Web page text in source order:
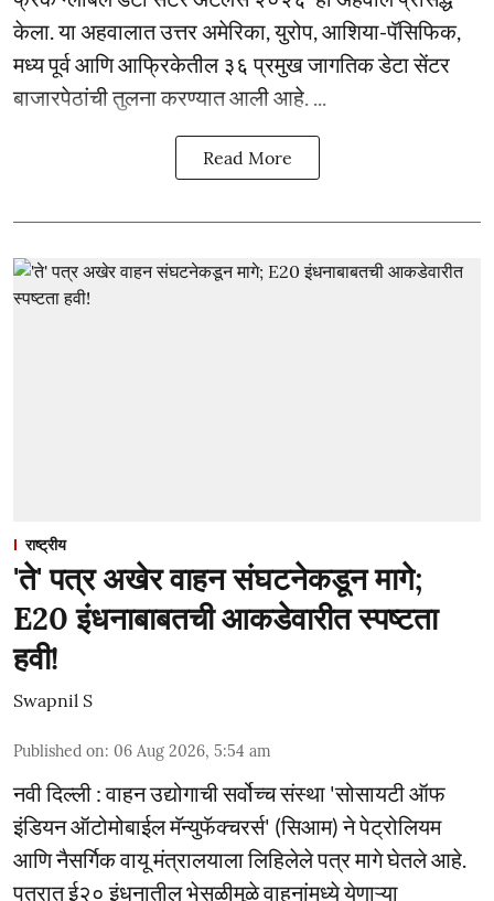
केला. या अहवालात उत्तर अमेरिका, युरोप, आशिया-पॅसिफिक,
मध्य पूर्व आणि आफ्रिकेतील ३६ प्रमुख जागतिक डेटा सेंटर
बाजारपेठांची तुलना करण्यात आली आहे. ...
Read More
राष्ट्रीय
'ते' पत्र अखेर वाहन संघटनेकडून मागे;
E20 इंधनाबाबतची आकडेवारीत स्पष्टता
हवी!
Swapnil S
Published on: 06 Aug 2026, 5:54 am
नवी दिल्ली : वाहन उद्योगाची सर्वोच्च संस्था 'सोसायटी ऑफ
इंडियन ऑटोमोबाईल मॅन्युफॅक्चरर्स' (सिआम) ने पेट्रोलियम
आणि नैसर्गिक वायू मंत्रालयाला लिहिलेले पत्र मागे घेतले आहे.
पत्रात ई२० इंधनातील भेसळीमुळे वाहनांमध्ये येणाऱ्या